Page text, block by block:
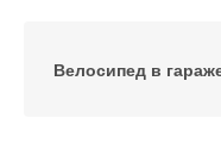
Велосипед в